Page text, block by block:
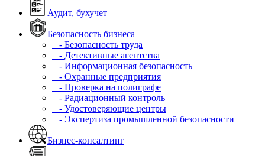
Аудит, бухучет
Безопасность бизнеса
- Безопасность труда
- Детективные агентства
- Информационная безопасность
- Охранные предприятия
- Проверка на полиграфе
- Радиационный контроль
- Удостоверяющие центры
- Экспертиза промышленной безопасности
Бизнес-консалтинг